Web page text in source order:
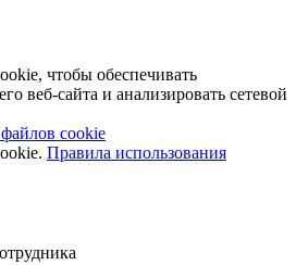
чтобы обеспечивать
веб-сайта и анализировать сетевой
cookie
Правила использования